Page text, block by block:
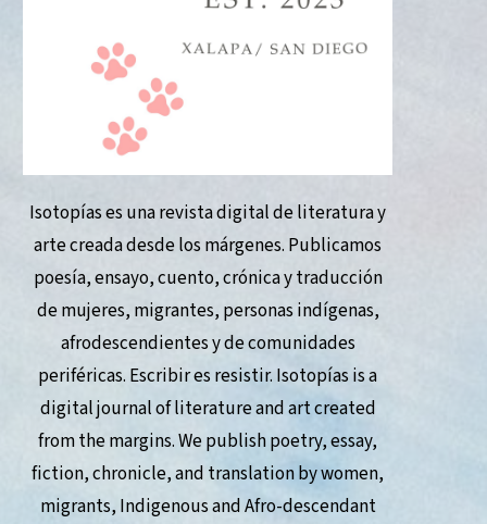
Isotopías es una revista digital de literatura y
arte creada desde los márgenes. Publicamos
poesía, ensayo, cuento, crónica y traducción
de mujeres, migrantes, personas indígenas,
afrodescendientes y de comunidades
periféricas. Escribir es resistir. Isotopías is a
digital journal of literature and art created
from the margins. We publish poetry, essay,
fiction, chronicle, and translation by women,
migrants, Indigenous and Afro-descendant